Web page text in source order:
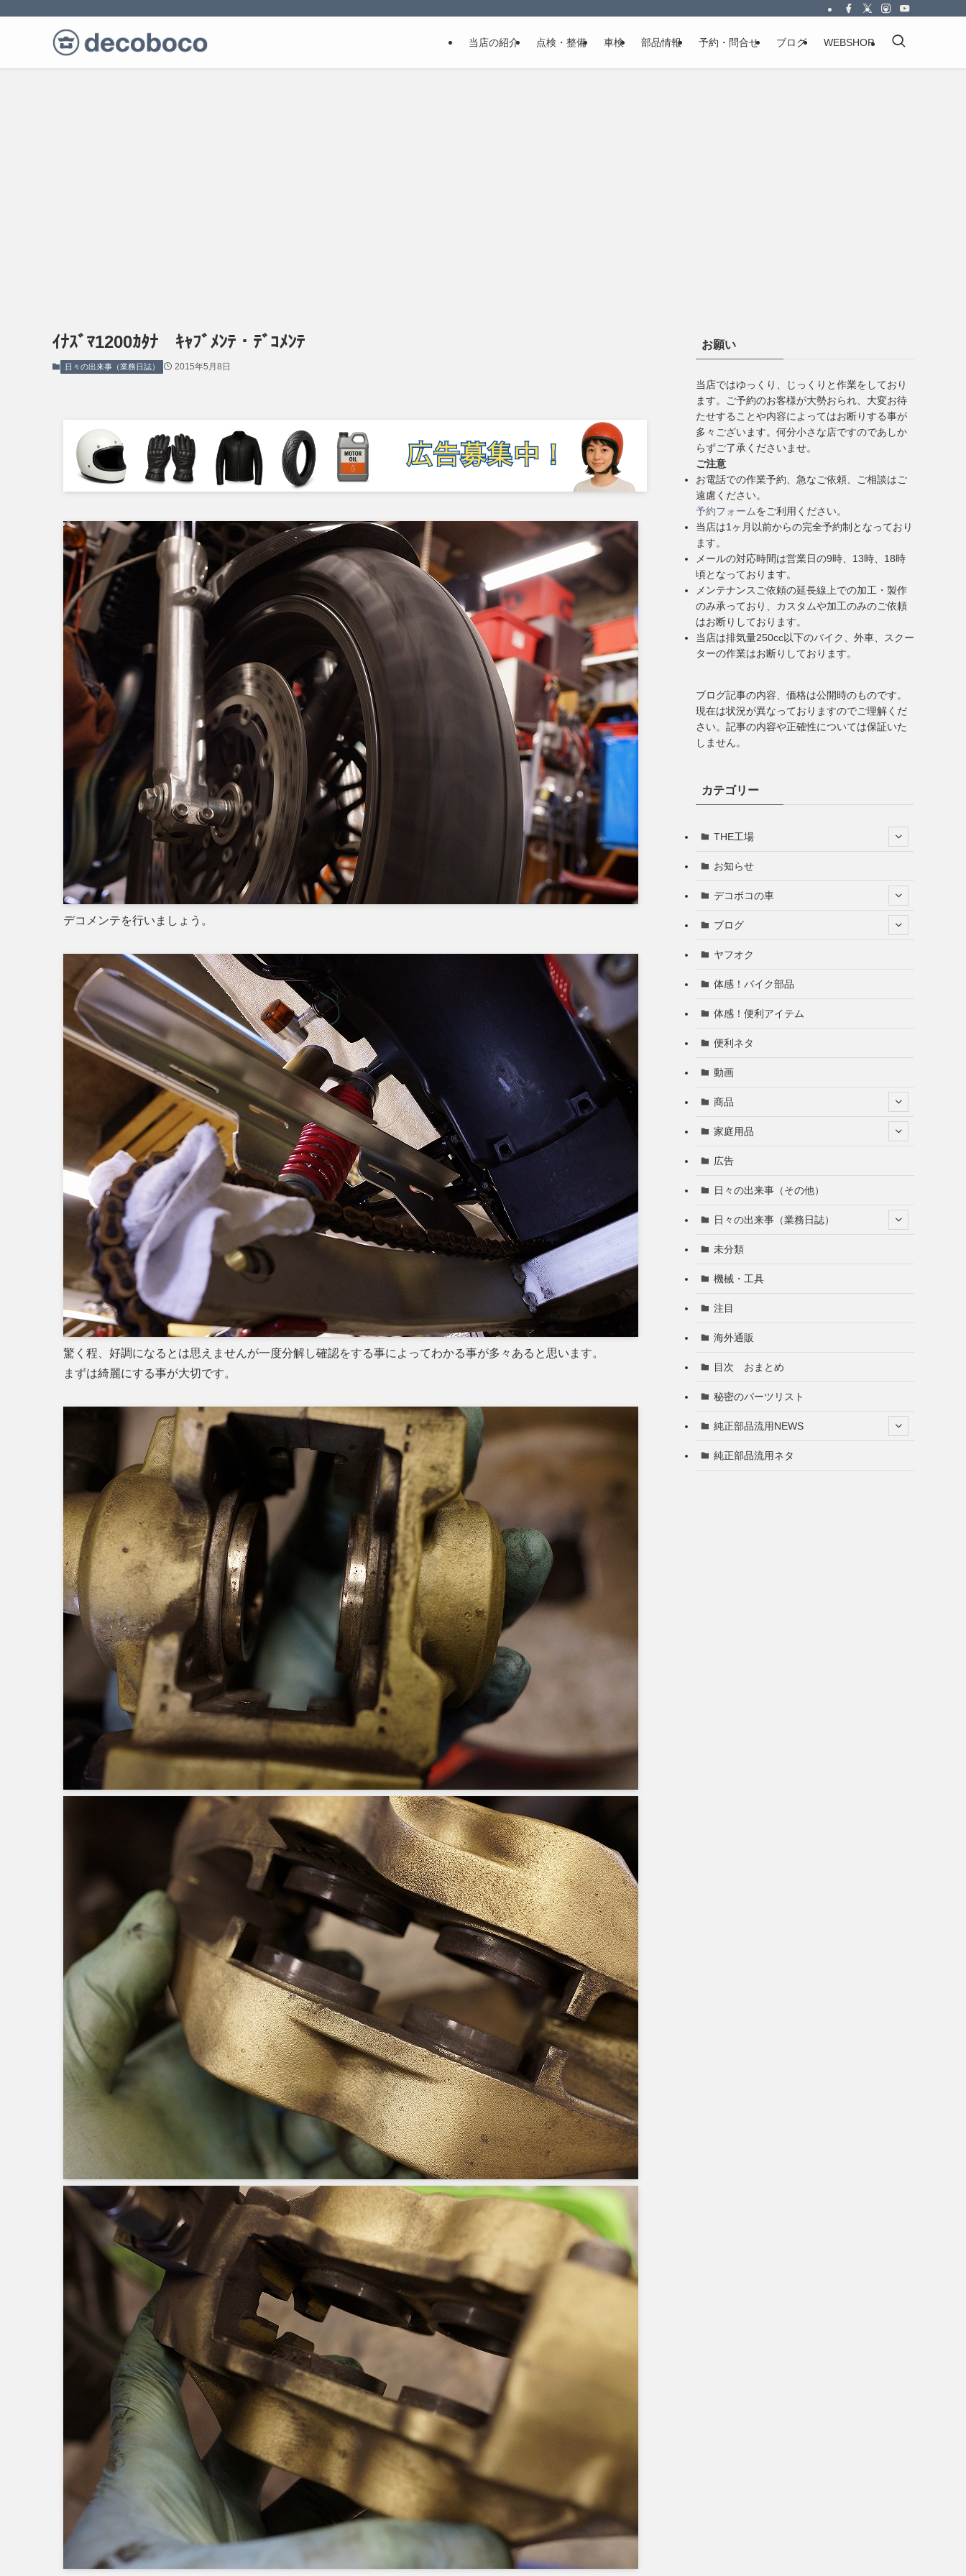
当店の紹介 点検・整備 車検 部品情報 予約・問合せ ブログ WEBSHOP
ｲﾅｽﾞﾏ1200ｶﾀﾅ ｷｬﾌﾞﾒﾝﾃ・ﾃﾞｺﾒﾝﾃ
日々の出来事（業務日誌） 2015年5月8日
デコメンテを行いましょう。
驚く程、好調になるとは思えませんが一度分解し確認をする事によってわかる事が多々あると思います。
まずは綺麗にする事が大切です。
お願い
当店ではゆっくり、じっくりと作業をしており
ます。ご予約のお客様が大勢おられ、大変お待
たせすることや内容によってはお断りする事が
多々ございます。何分小さな店ですのであしか
らずご了承くださいませ。
ご注意
お電話での作業予約、急なご依頼、ご相談はご
遠慮ください。
予約フォームをご利用ください。
当店は1ヶ月以前からの完全予約制となっており
ます。
メールの対応時間は営業日の9時、13時、18時
頃となっております。
メンテナンスご依頼の延長線上での加工・製作
のみ承っており、カスタムや加工のみのご依頼
はお断りしております。
当店は排気量250cc以下のバイク、外車、スクー
ターの作業はお断りしております。
ブログ記事の内容、価格は公開時のものです。
現在は状況が異なっておりますのでご理解くだ
さい。記事の内容や正確性については保証いた
しません。
カテゴリー
THE工場
お知らせ
デコボコの車
ブログ
ヤフオク
体感！バイク部品
体感！便利アイテム
便利ネタ
動画
商品
家庭用品
広告
日々の出来事（その他）
日々の出来事（業務日誌）
未分類
機械・工具
注目
海外通販
目次 おまとめ
秘密のパーツリスト
純正部品流用NEWS
純正部品流用ネタ